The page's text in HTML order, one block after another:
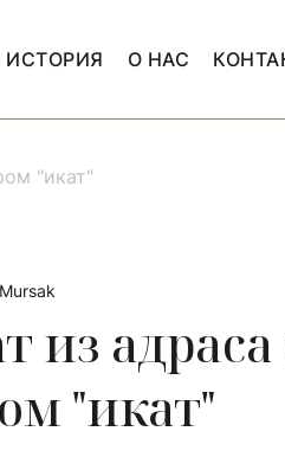
ИСТОРИЯ О НАС
"икат"
из
"икат"